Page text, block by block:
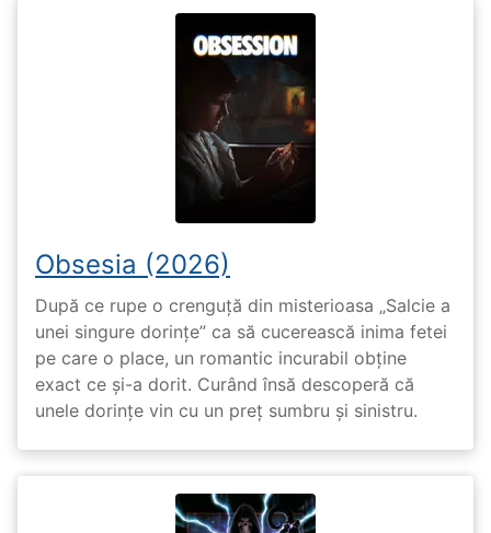
Obsesia (2026)
După ce rupe o crenguță din misterioasa „Salcie a
unei singure dorințe” ca să cucerească inima fetei
pe care o place, un romantic incurabil obține
exact ce și-a dorit. Curând însă descoperă că
unele dorințe vin cu un preț sumbru și sinistru.